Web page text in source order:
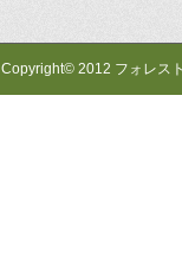
Copyright© 2012 フォレス